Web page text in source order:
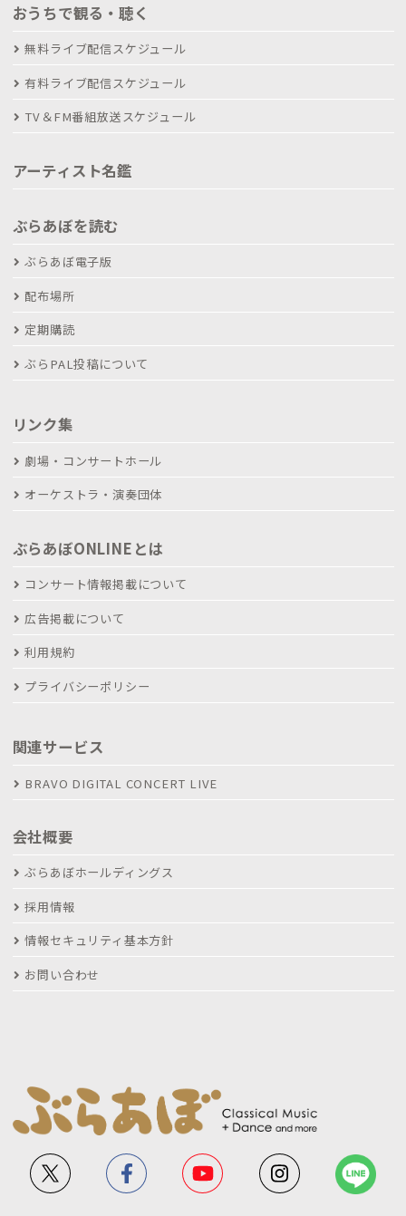
おうちで観る・聴く
無料ライブ配信スケジュール
有料ライブ配信スケジュール
TV＆FM番組放送スケジュール
アーティスト名鑑
ぶらあぼを読む
ぶらあぼ電子版
配布場所
定期購読
ぶらPAL投稿について
リンク集
劇場・コンサートホール
オーケストラ・演奏団体
ぶらあぼONLINEとは
コンサート情報掲載について
広告掲載について
利用規約
プライバシーポリシー
関連サービス
BRAVO DIGITAL CONCERT LIVE
会社概要
ぶらあぼホールディングス
採用情報
情報セキュリティ基本方針
お問い合わせ